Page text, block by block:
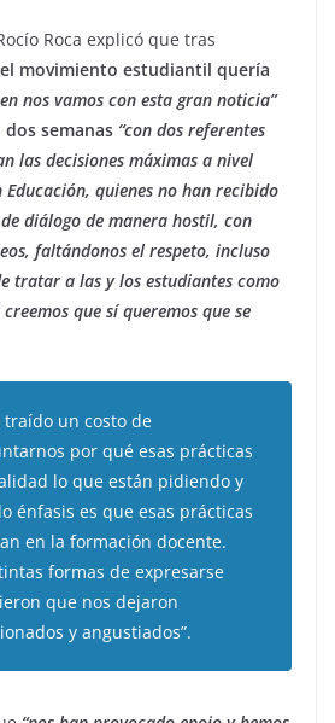
Roca explicó que tras
el movimiento estudiantil quería
nos vamos con esta gran noticia”
semanas “con dos referentes
las decisiones máximas a nivel
quienes no han recibido
diálogo de manera hostil, con
faltándonos el respeto, incluso
tratar a las y los estudiantes como
que sí queremos que se
traído un costo de
por qué esas prácticas
lo que están pidiendo y
énfasis es que esas prácticas
en la formación docente.
formas de expresarse
que nos dejaron
y angustiados”.